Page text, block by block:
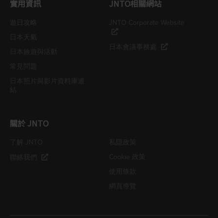
實用資訊 JNTO相關網站
關於 JNTO